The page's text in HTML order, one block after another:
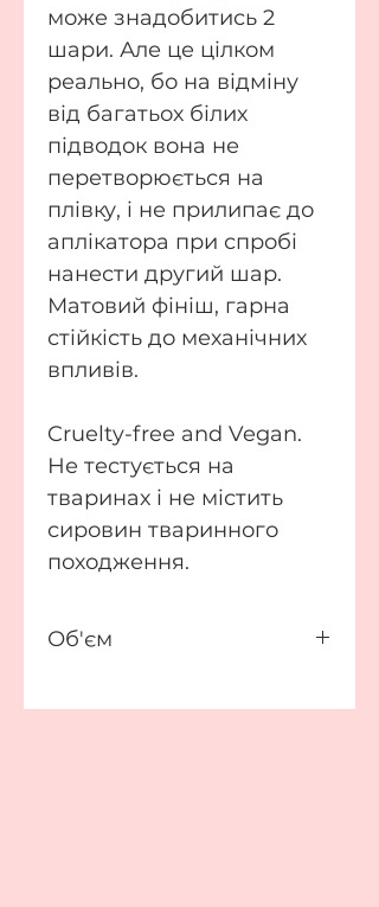
може знадобитись 2
шари. Але це цілком
реально, бо на відміну
від багатьох білих
підводок вона не
перетворюється на
плівку, і не прилипає до
аплікатора при спробі
нанести другий шар.
Матовий фініш, гарна
стійкість до механічних
впливів.
Cruelty-free and Vegan.
Не тестується на
тваринах і не містить
сировин тваринного
походження.
Об'єм